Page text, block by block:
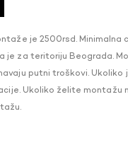
je 2500rsd. Minimalna
je za teritoriju Beograda.
putni troškovi. Ukoliko
Ukoliko želite montažu